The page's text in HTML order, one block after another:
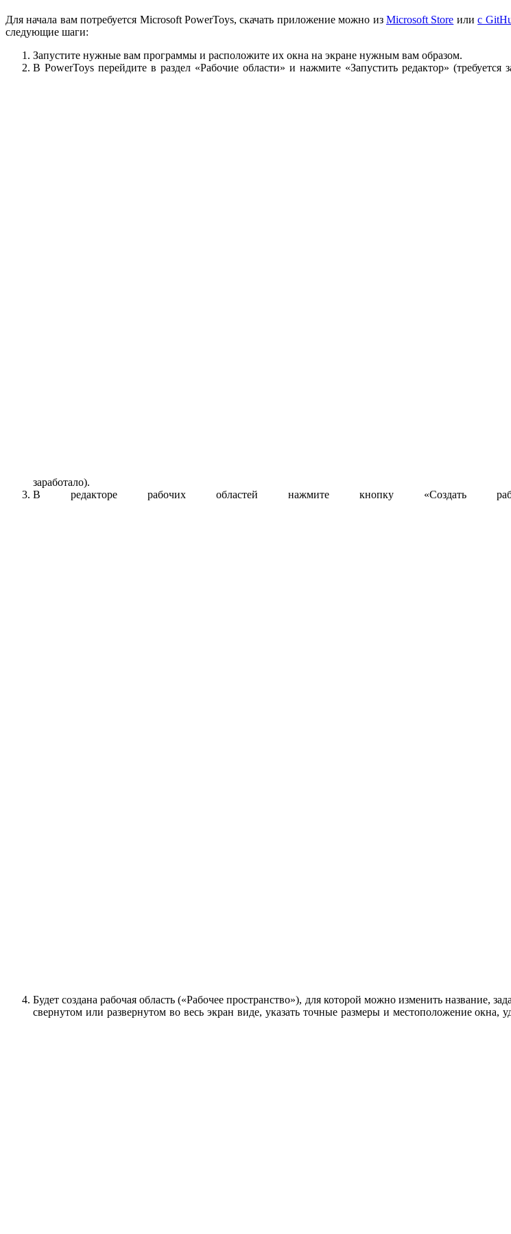
Для начала вам потребуется Microsoft PowerToys, скачать приложение можно из Microsoft Store илис
следующие шаги:
Запустите нужные вам программы и расположите их окна на экране нужным вам образом.
В PowerToys перейдите в раздел «Рабочие области» и нажмите «Запустить редактор»
заработало).
В редакторе рабочих областей нажмите кнопку «Создать
Будет создана рабочая область («Рабочее пространство»), для которой можно изменить название,
свернутом или развернутом во весь экран виде, указать точные размеры и местоположение